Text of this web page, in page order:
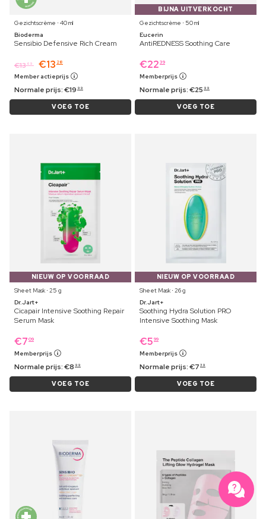
Gezichtscrème ⋅ 40 ml
Bioderma
Sensibio Defensive Rich Cream
€13 69 €13 28
Member actieprijs
Normale prijs:€19 99
VOEG TOE
BIJNA UITVERKOCHT
Gezichtscrème ⋅ 50 ml
Eucerin
AntiREDNESS Soothing Care
€22 39
Memberprijs
Normale prijs:€25 99
VOEG TOE
NIEUW OP VOORRAAD
Sheet Mask ⋅ 25 g
Dr.Jart+
Cicapair Intensive Soothing Repair
Serum Mask
€7 09
Memberprijs
Normale prijs:€8 99
VOEG TOE
NIEUW OP VOORRAAD
Sheet Mask ⋅ 26 g
Dr.Jart+
Soothing Hydra Solution PRO
Intensive Soothing Mask
€5 99
Memberprijs
Normale prijs:€7 39
VOEG TOE